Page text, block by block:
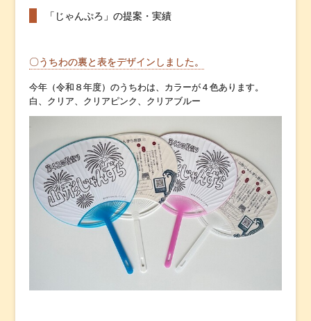
「じゃんぷろ」の提案・実績
〇うちわの裏と表をデザインしました。
今年（令和８年度）のうちわは、カラーが４色あります。
白、クリア、クリアピンク、クリアブルー